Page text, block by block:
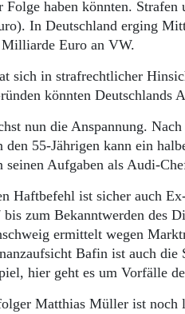
haben könnten.
In Deutschland erging
Euro an VW.
sich in strafrechtlicher
könnten Deutschlands
nun die Anspannung.
den 55-Jährigen kann ein
seinen Aufgaben als Audi-
Haftbefehl ist sicher auch
zum Bekanntwerden des
ermittelt wegen
Bafin ist auch
hier geht es um Vorfälle
Matthias Müller ist noch